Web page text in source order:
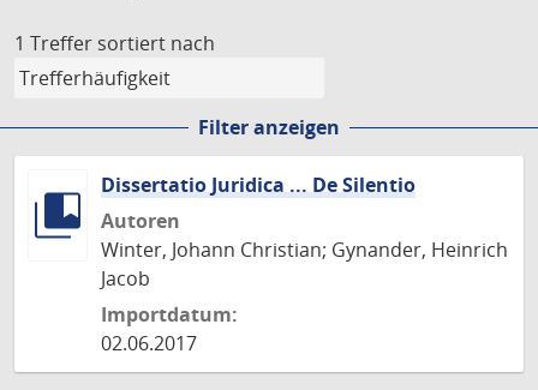
1 Treffer sortiert nach
Filter anzeigen
Dissertatio Juridica ... De Silentio
Autoren
Winter, Johann Christian; Gynander, Heinrich
Jacob
Importdatum:
02.06.2017